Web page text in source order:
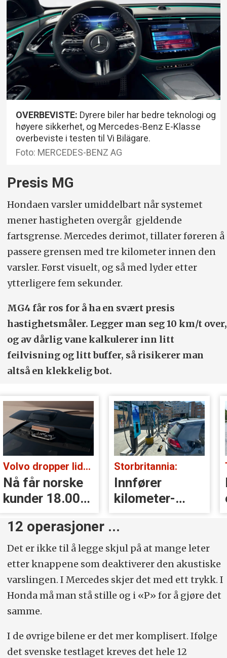
OVERBEVISTE: Dyrere biler har bedre teknologi og
høyere sikkerhet, og Mercedes-Benz E-Klasse
overbeviste i testen til Vi Bilägare.
Foto: MERCEDES-BENZ AG
Presis MG
Hondaen varsler umiddelbart når systemet
mener hastigheten overgår gjeldende
fartsgrense. Mercedes derimot, tillater føreren å
passere grensen med tre kilometer innen den
varsler. Først visuelt, og så med lyder etter
ytterligere fem sekunder.
MG4 får ros for å ha en svært presis
hastighetsmåler. Legger man seg 10 km/t over,
og av dårlig vane kalkulerer inn litt
feilvisning og litt buffer, så risikerer man
altså en klekkelig bot.
Volvo dropper lidar for godt:
Nå får norske
kunder 18.000
kr i erstatning
Storbritannia:
Innfører
kilometer­
avgift for
elbiler
12 operasjoner ...
Det er ikke til å legge skjul på at mange leter
etter knappene som deaktiverer den akustiske
varslingen. I Mercedes skjer det med ett trykk. I
Honda må man stå stille og i «P» for å gjøre det
samme.
I de øvrige bilene er det mer komplisert. Ifølge
det svenske testlaget kreves det hele 12